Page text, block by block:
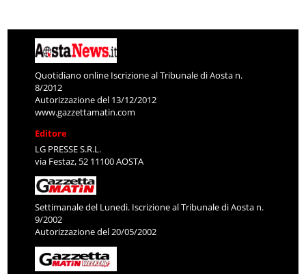
Quotidiano online Iscrizione al Tribunale di Aosta n.
8/2012
Autorizzazione del 13/12/2012
www.gazzettamatin.com
Editore
LG PRESSE S.R.L.
via Festaz, 52 11100 AOSTA
Settimanale del Lunedì. Iscrizione al Tribunale di Aosta n.
9/2002
Autorizzazione del 20/05/2002